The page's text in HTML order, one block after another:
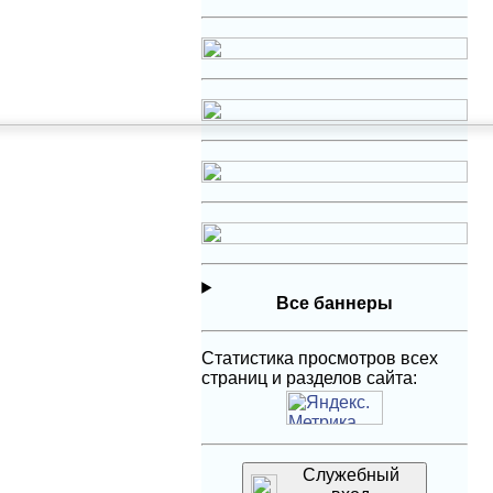
Все баннеры
Статистика просмотров всех
страниц и разделов сайта:
Служебный